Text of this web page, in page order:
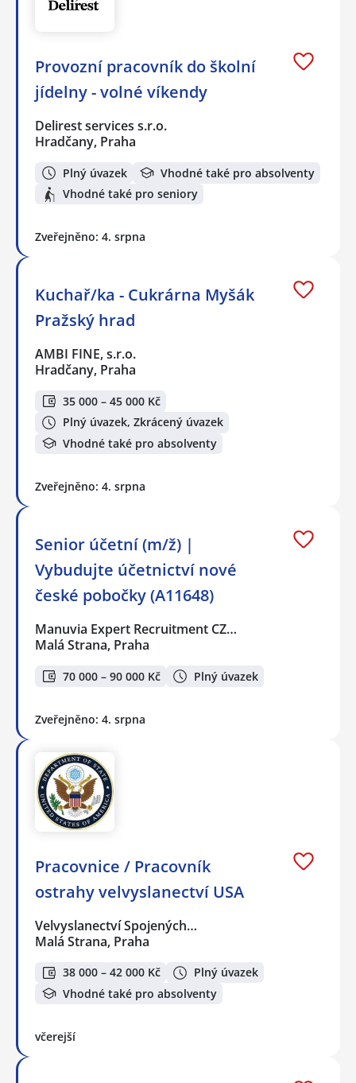
Provozní pracovník do školní
jídelny - volné víkendy
Delirest services s.r.o.
Hradčany, Praha
Plný úvazek
Vhodné také pro absolventy
Vhodné také pro seniory
Zveřejněno: 4. srpna
Kuchař/ka - Cukrárna Myšák
Pražský hrad
AMBI FINE, s.r.o.
Hradčany, Praha
35 000 – 45 000 Kč
Plný úvazek, Zkrácený úvazek
Vhodné také pro absolventy
Zveřejněno: 4. srpna
Senior účetní (m/ž) |
Vybudujte účetnictví nové
české pobočky (A11648)
Manuvia Expert Recruitment CZ…
Malá Strana, Praha
70 000 – 90 000 Kč Plný úvazek
Zveřejněno: 4. srpna
Pracovnice / Pracovník
ostrahy velvyslanectví USA
Velvyslanectví Spojených…
Malá Strana, Praha
38 000 – 42 000 Kč
Plný úvazek
Vhodné také pro absolventy
včerejší